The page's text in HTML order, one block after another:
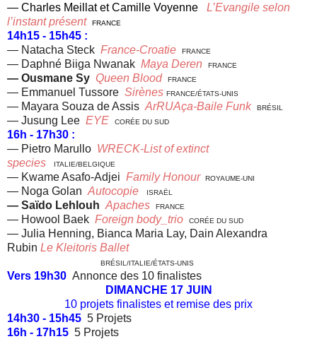
— Charles Meillat etCamille Voyenne
L’Evangile selon
l’instant présent
FRANCE
14h15 - 15h45 :
— Natacha Steck France-Croatie FRANCE
— Daphné Biiga Nwanak Maya Deren FRANCE
— Ousmane Sy Queen Blood FRANCE
— Emmanuel Tussore Sirènes FRANCE/ÉTATS-UNIS
— Mayara Souza de Assis ArRUAça-Baile Funk BRÉSIL
— Jusung Lee EYE CORÉE DU SUD
16h - 17h30 :
— Pietro Marullo WRECK-List of extinct
species
ITALIE/BELGIQUE
— Kwame Asafo-Adjei Family Honour ROYAUME-UNI
— Noga Golan Autocopie ISRAËL
— Saïdo Lehlouh Apaches FRANCE
— Howool Baek Foreign body_trio CORÉE DU SUD
— Julia Henning, Bianca Maria Lay, Dain Alexandra
Rubin Le Kleitoris Ballet
BRÉSIL/ITALIE/ÉTATS-UNIS
Vers 19h30 Annonce des 10 finalistes
DIMANCHE 17 JUIN
10 projets finalistes et remise des prix
14h30 - 15h45 5 Projets
16h - 17h15 5 Projets